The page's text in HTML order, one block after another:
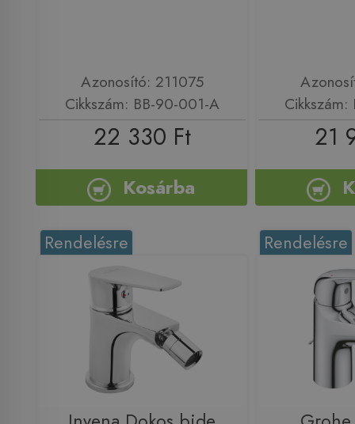
Azonosító: 211075
Cikkszám: BB-90-001-A
22 330 Ft
Kosárba
21
Rendelésre Rendelésre